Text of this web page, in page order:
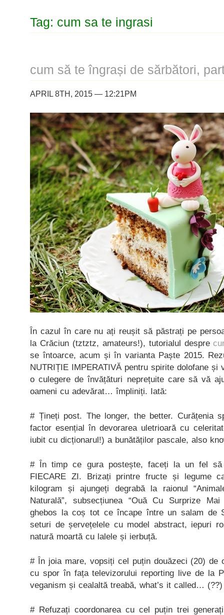
Tag: cum sa te ingrasi
cum să te îngrași de sărbători,
APRIL 8TH, 2015 — 12:21PM
În cazul în care nu ați reușit să păstrați pe
la Crăciun (tztztz, amateurs!), tutorialul despre
se întoarce, acum și în varianta Paște 2015.
NUTRIȚIE IMPERATIVĂ pentru spirite dolofane și
o culegere de învățături neprețuite care să vă
oameni cu adevărat… împliniți. Iată:
# Țineți post. The longer, the better. Curățenia
factor esențial în devorarea uletrioară cu
iubit cu dicționarul!) a bunătăților pascale, also
# În timp ce gura postește, faceți la un fel să
FIECARE ZI. Brizați printre fructe și legume
kilogram și ajungeți degrabă la raionul
Naturală”, subsecțiunea “Ouă Cu Surprize
ghebos la coș tot ce încape între un salam de
seturi de șervețelele cu model abstract, iepuri
natură moartă cu lalele și ierbuță.
# În joia mare, vopsiți cel puțin douăzeci (20) de
cu spor în fața televizorului reporting live de la
veganism și cealaltă treabă, what’s it called… (??)
# Refuzați coordonarea cu cel puțin trei